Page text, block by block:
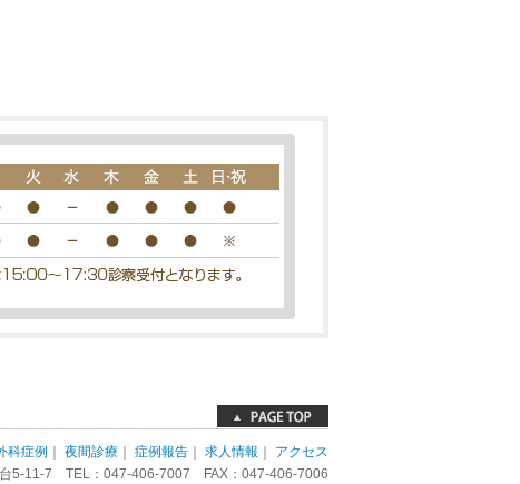
科症例 夜間診療 症例報告 求人情報
アクセス
台5-11-7 TEL：047-406-7007 FAX：047-406-7006